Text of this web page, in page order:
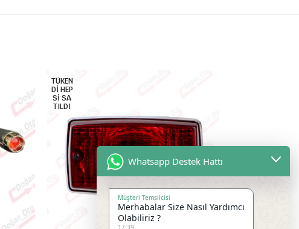
TÜKEN
DI HEP
SI SA
TILDI
Whatsapp Destek Hattı
Müşteri Temsilcisi
Merhabalar Size Nasıl Yardımcı
Olabiliriz ?
17:39